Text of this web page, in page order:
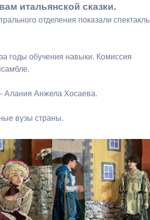
Бесплатная юридическая помощь
итальянской сказки.
отделения показали спектакль
годы обучения навыки. Комиссия
Алания Анжела Хосаева.
вузы страны.